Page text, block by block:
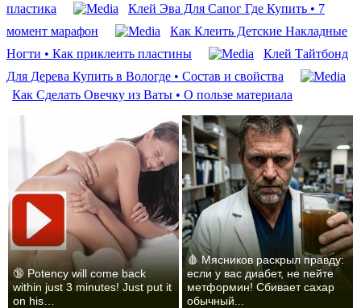
пластика
Клей Эва Для Сапог Где Купить • 7
момент марафон
Как Клеить Детские Накладные
Ногти • Как приклеить пластины
Клей Тайтбонд
Для Дерева Купить в Вологде • Состав и свойства
Как Сделать Овечку из Ваты • О пользе материала
🔞 Potency will come back
within just 3 minutes! Just put it
on his…
🩸 Мясников раскрыл правду:
если у вас диабет, не пейте
метформин! Сбивает сахар
обычный...